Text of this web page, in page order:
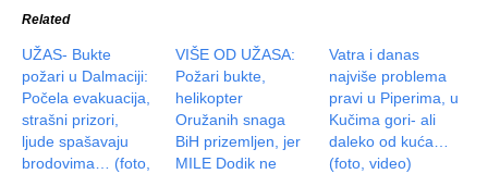
Related
UŽAS- Bukte
požari u Dalmaciji:
Počela evakuacija,
strašni prizori,
ljude spašavaju
brodovima… (foto,
VIŠE OD UŽASA:
Požari bukte,
helikopter
Oružanih snaga
BiH prizemljen, jer
MILE Dodik ne
Vatra i danas
najviše problema
pravi u Piperima, u
Kučima gori- ali
daleko od kuća…
(foto, video)